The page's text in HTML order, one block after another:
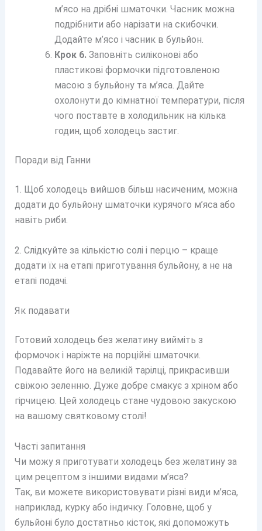
м’ясо на дрібні шматочки. Часник можна
подрібнити або нарізати на скибочки.
Додайте м’ясо і часник в бульйон.
Крок 6.Заповніть силіконові або
пластикові формочки підготовленою
масою з бульйону та м’яса. Дайте
охолонути до кімнатної температури, після
чого поставте в холодильник на кілька
годин, щоб холодець застиг.
Поради від Ганни
1. Щоб холодець вийшов більш насиченим, можна
додати до бульйону шматочки курячого м’яса або
навіть риби.
2. Слідкуйте за кількістю солі і перцю – краще
додати їх на етапі приготування бульйону, а не на
етапі подачі.
Як подавати
Готовий холодець без желатину вийміть з
формочок і наріжте на порційні шматочки.
Подавайте його на великій тарілці, прикрасивши
свіжою зеленню. Дуже добре смакує з хріном або
гірчицею. Цей холодець стане чудовою закускою
на вашому святковому столі!
Часті запитання
Чи можу я приготувати холодець без желатину за
цим рецептом з іншими видами м’яса?
Так, ви можете використовувати різні види м’яса,
наприклад, курку або індичку. Головне, щоб у
бульйоні було достатньо кісток, які допоможуть